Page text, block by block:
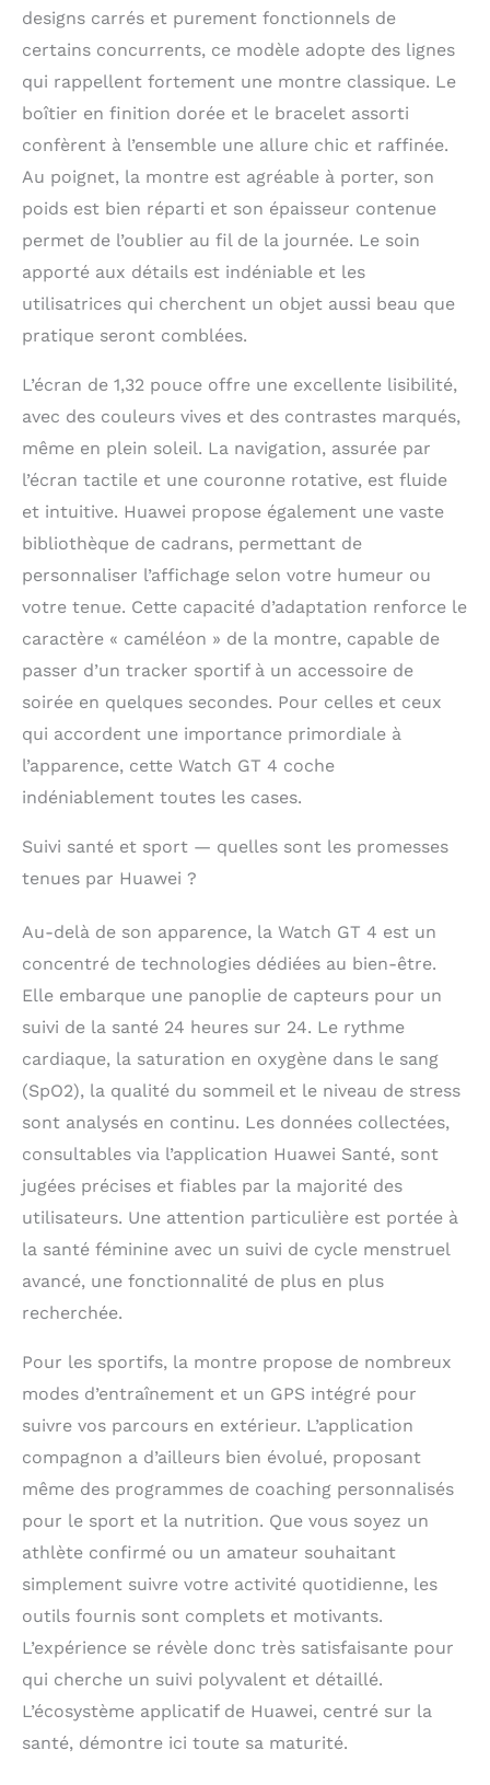
designs carrés et purement fonctionnels de
certains concurrents, ce modèle adopte des lignes
qui rappellent fortement une montre classique. Le
boîtier en finition dorée et le bracelet assorti
confèrent à l’ensemble une allure chic et raffinée.
Au poignet, la montre est agréable à porter, son
poids est bien réparti et son épaisseur contenue
permet de l’oublier au fil de la journée. Le soin
apporté aux détails est indéniable et les
utilisatrices qui cherchent un objet aussi beau que
pratique seront comblées.
L’écran de 1,32 pouce offre une excellente lisibilité,
avec des couleurs vives et des contrastes marqués,
même en plein soleil. La navigation, assurée par
l’écran tactile et une couronne rotative, est fluide
et intuitive. Huawei propose également une vaste
bibliothèque de cadrans, permettant de
personnaliser l’affichage selon votre humeur ou
votre tenue. Cette capacité d’adaptation renforce le
caractère « caméléon » de la montre, capable de
passer d’un tracker sportif à un accessoire de
soirée en quelques secondes. Pour celles et ceux
qui accordent une importance primordiale à
l’apparence, cette Watch GT 4 coche
indéniablement toutes les cases.
Suivi santé et sport — quelles sont les promesses
tenues par Huawei ?
Au-delà de son apparence, la Watch GT 4 est un
concentré de technologies dédiées au bien-être.
Elle embarque une panoplie de capteurs pour un
suivi de la santé 24 heures sur 24. Le rythme
cardiaque, la saturation en oxygène dans le sang
(SpO2), la qualité du sommeil et le niveau de stress
sont analysés en continu. Les données collectées,
consultables via l’application Huawei Santé, sont
jugées précises et fiables par la majorité des
utilisateurs. Une attention particulière est portée à
la santé féminine avec un suivi de cycle menstruel
avancé, une fonctionnalité de plus en plus
recherchée.
Pour les sportifs, la montre propose de nombreux
modes d’entraînement et un GPS intégré pour
suivre vos parcours en extérieur. L’application
compagnon a d’ailleurs bien évolué, proposant
même des programmes de coaching personnalisés
pour le sport et la nutrition. Que vous soyez un
athlète confirmé ou un amateur souhaitant
simplement suivre votre activité quotidienne, les
outils fournis sont complets et motivants.
L’expérience se révèle donc très satisfaisante pour
qui cherche un suivi polyvalent et détaillé.
L’écosystème applicatif de Huawei, centré sur la
santé, démontre ici toute sa maturité.